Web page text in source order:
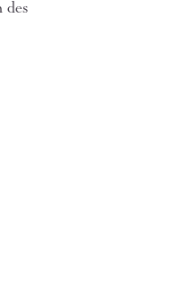
des